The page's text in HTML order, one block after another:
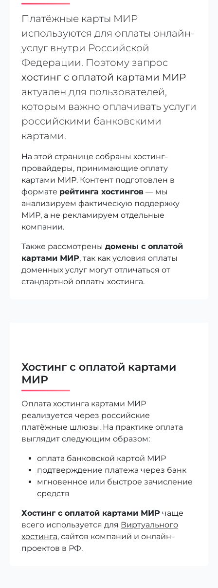
Платёжные карты МИР
используются для оплаты онлайн-
услуг внутри Российской
Федерации. Поэтому запрос
хостинг с оплатой картами МИР
актуален для пользователей,
которым важно оплачивать услуги
российскими банковскими
картами.
На этой странице собраны хостинг-
провайдеры, принимающие оплату
картами МИР. Контент подготовлен в
формате рейтинга хостингов — мы
анализируем фактическую поддержку
МИР, а не рекламируем отдельные
компании.
Также рассмотрены домены с оплатой
картами МИР, так как условия оплаты
доменных услуг могут отличаться от
стандартной оплаты хостинга.
Хостинг с оплатой картами
МИР
Оплата хостинга картами МИР
реализуется через российские
платёжные шлюзы. На практике оплата
выглядит следующим образом:
оплата банковской картой МИР
подтверждение платежа через банк
мгновенное или быстрое зачисление
средств
Хостинг с оплатой картами МИР чаще
всего используется для Виртуального
хостинга, сайтов компаний и онлайн-
проектов в РФ.